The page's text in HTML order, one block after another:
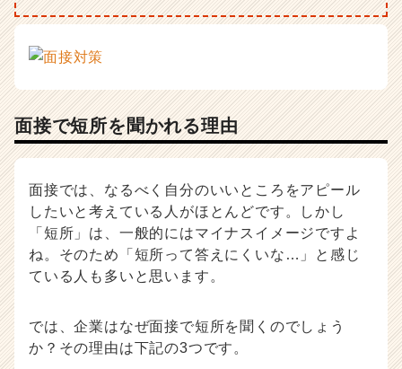
面接で短所を聞かれる理由
面接では、なるべく自分のいいところをアピール
したいと考えている人がほとんどです。しかし
「短所」は、一般的にはマイナスイメージですよ
ね。そのため「短所って答えにくいな…」と感じ
ている人も多いと思います。
では、企業はなぜ面接で短所を聞くのでしょう
か？その理由は下記の3つです。